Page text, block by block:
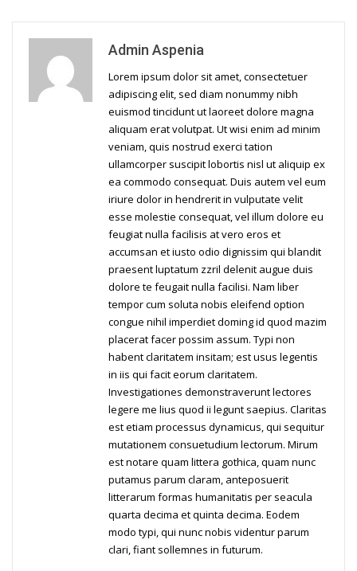
Admin Aspenia
Lorem ipsum dolor sit amet, consectetuer
adipiscing elit, sed diam nonummy nibh
euismod tincidunt ut laoreet dolore magna
aliquam erat volutpat. Ut wisi enim ad minim
veniam, quis nostrud exerci tation
ullamcorper suscipit lobortis nisl ut aliquip ex
ea commodo consequat. Duis autem vel eum
iriure dolor in hendrerit in vulputate velit
esse molestie consequat, vel illum dolore eu
feugiat nulla facilisis at vero eros et
accumsan et iusto odio dignissim qui blandit
praesent luptatum zzril delenit augue duis
dolore te feugait nulla facilisi. Nam liber
tempor cum soluta nobis eleifend option
congue nihil imperdiet doming id quod mazim
placerat facer possim assum. Typi non
habent claritatem insitam; est usus legentis
in iis qui facit eorum claritatem.
Investigationes demonstraverunt lectores
legere me lius quod ii legunt saepius. Claritas
est etiam processus dynamicus, qui sequitur
mutationem consuetudium lectorum. Mirum
est notare quam littera gothica, quam nunc
putamus parum claram, anteposuerit
litterarum formas humanitatis per seacula
quarta decima et quinta decima. Eodem
modo typi, qui nunc nobis videntur parum
clari, fiant sollemnes in futurum.